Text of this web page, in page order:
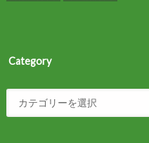
Category